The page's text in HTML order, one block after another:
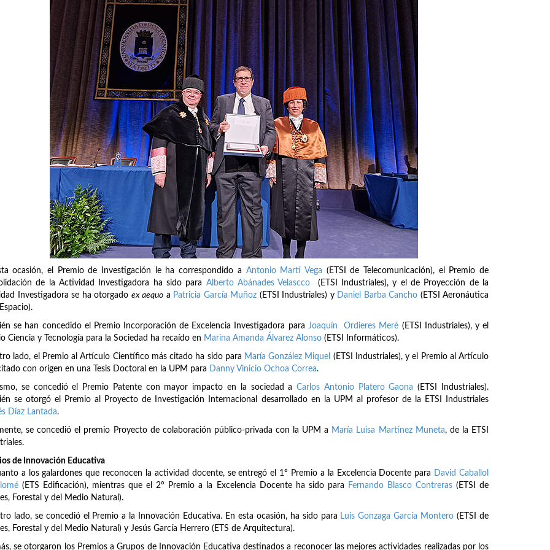
ocasión, el Premio de Investigación le ha correspondido a Antonio Martí Vega (ETSI de Telecomunicación), el Premio de
de la Actividad Investigadora ha sido para Alberto Abánades Velascco (ETSI Industriales), y el de Proyección de la
Investigadora se ha otorgado ex aequo a Patricia García Muñoz (ETSI Industriales) y Daniel Barba Cancho (ETSI Aeronáutica
se han concedido el Premio Incorporación de Excelencia Investigadora para Joaquín Ordieres Meré (ETSI Industriales), y el
Ciencia y Tecnología para la Sociedad ha recaído en Marina Amanda Álvarez Alonso (ETSI Informáticos).
lado, el Premio al Artículo Científico más citado ha sido para María González Miquel (ETSI Industriales), y el Premio al Artículo
con origen en una Tesis Doctoral en la UPM para
Danny Vinicio Ochoa Correa.
se concedió el Premio Patente con mayor impacto en la sociedad aCarlos Antonio Platero Gaona (ETSI Industriales).
se otorgó el Premio al Proyecto de Investigación Internacional desarrollado en la UPM al profesor de la ETSI Industriales
Díaz Lantada.
se concedió el premio Proyecto de colaboración público-privada con la UPM a María Luisa Martínez Muneta, de la ETSI
de Innovación Educativa
a los galardones que reconocen la actividad docente, se entregó el 1º Premio a la Excelencia Docente para
David Caballol
(ETS Edificación), mientras que el 2º Premio a la Excelencia Docente ha sido para Fernando Blasco Contreras(ETSI de
Forestal y del Medio Natural).
lado, se concedió el Premio a la Innovación Educativa. En esta ocasión, ha sido para Luis Gonzaga García Montero (ETSI de
Forestal y del Medio Natural) y Jesús García Herrero (ETS de Arquitectura).
se otorgaron los Premios a Grupos de Innovación Educativa destinados a reconocer las mejores actividades realizadas por los